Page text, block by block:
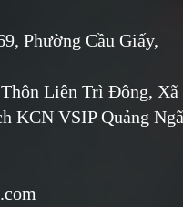
Phường Cầu Giấy,
Liên Trì Đông, Xã
KCN VSIP Quảng